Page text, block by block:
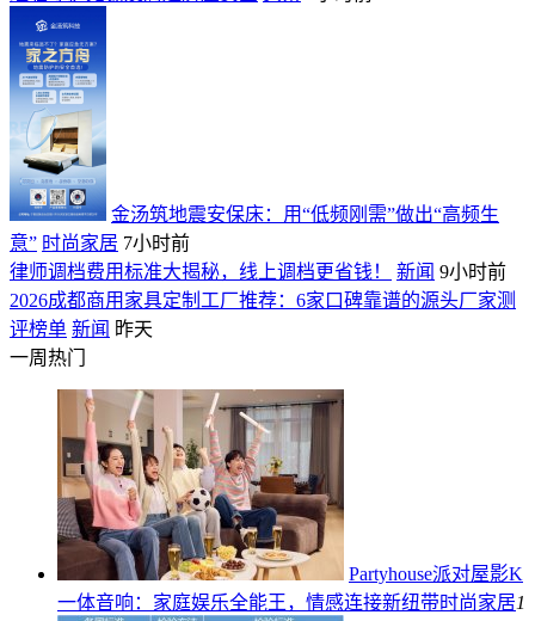
金汤筑地震安保床：用“低频刚需”做出“高频生
意” 时尚家居 7小时前
律师调档费用标准大揭秘，线上调档更省钱！
新闻 9小时前
2026成都商用家具定制工厂推荐：6家口碑靠谱的源头厂家测
评榜单 新闻 昨天
一周热门
Partyhouse派对屋影K
一体音响：家庭娱乐全能王，情感连接新纽带时尚家居1